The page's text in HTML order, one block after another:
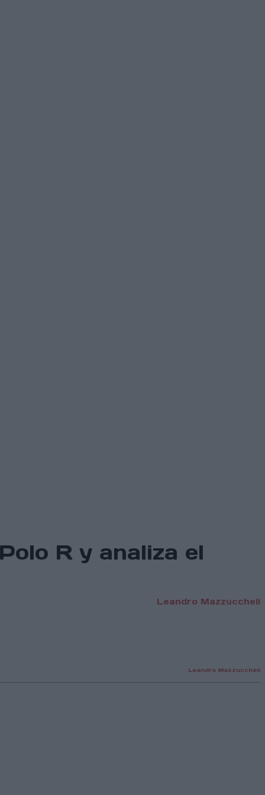
R y analiza el
Leandro Mazzuccheli
Leandro Mazzuccheli